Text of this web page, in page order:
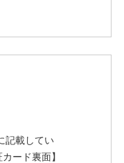
記載してい
ード裏面】